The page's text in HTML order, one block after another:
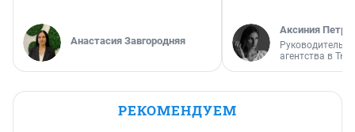
Анастасия Завгородняя
Аксиния
Руководитель
агентства в
РЕКОМЕНДУЕМ